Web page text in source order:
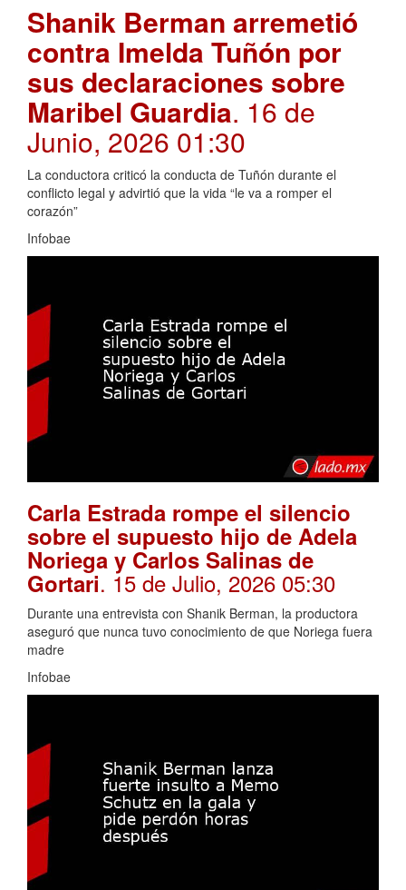
Shanik Berman arremetió
contra Imelda Tuñón por
sus declaraciones sobre
Maribel Guardia. 16 de
Junio, 2026 01:30
La conductora criticó la conducta de Tuñón durante el
conflicto legal y advirtió que la vida “le va a romper el
corazón”
Infobae
Carla Estrada rompe el silencio
sobre el supuesto hijo de Adela
Noriega y Carlos Salinas de
Gortari. 15 de Julio, 2026 05:30
Durante una entrevista con Shanik Berman, la productora
aseguró que nunca tuvo conocimiento de que Noriega fuera
madre
Infobae